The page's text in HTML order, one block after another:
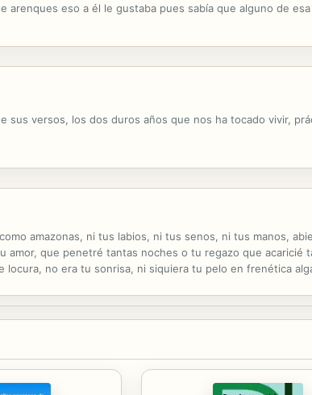
arenques eso a él le gustaba pues sabía que alguno de
sus versos, los dos duros años que nos ha tocado vivir,
amazonas, ni tus labios, ni tus senos, ni tus manos,
amor, que penetré tantas noches o tu regazo que acaricié
no era tu sonrisa, ni siquiera tu pelo en frenética